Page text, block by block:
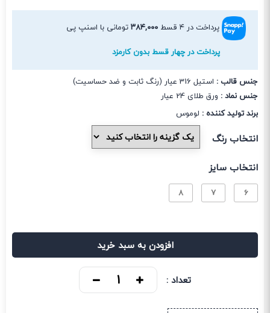
پرداخت در ۴ قسط ۳۸۴,۰۰۰تومانی با اسنپ پی
پرداخت در چهار قسط بدون کارمزد
جنس قالب : استیل 316 عیار (رنگ ثابت و ضد حساسیت)
جنس نماد : ورق طلای 24 عیار
برند تولید کننده : لوموس
انتخاب رنگ
انتخاب سایز
6
7
8
افزودن به سبد خرید
تعداد :